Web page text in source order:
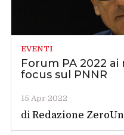
EVENTI
Forum PA 2022
focus sul PNNR
15 Apr 2022
diRedazione